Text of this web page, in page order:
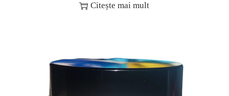
Citește mai mult